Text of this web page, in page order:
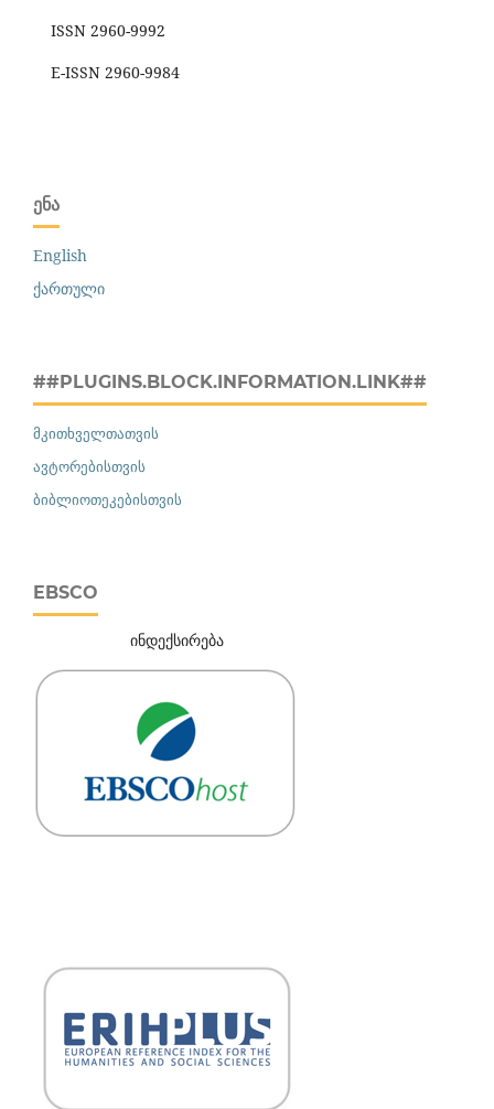
ISSN 2960-9992
E-ISSN 2960-9984
ᲔᲜᲐ
English
ქართული
##PLUGINS.BLOCK.INFORMATION.LINK##
მკითხველთათვის
ავტორებისთვის
ბიბლიოთეკებისთვის
EBSCO
ინდექსირება